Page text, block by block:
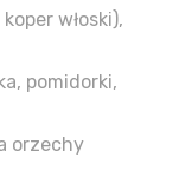
włoski),
pomidorki,
orzechy